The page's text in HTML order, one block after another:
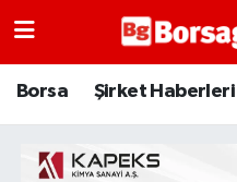
Borsa Şirket Haberleri
Borsa